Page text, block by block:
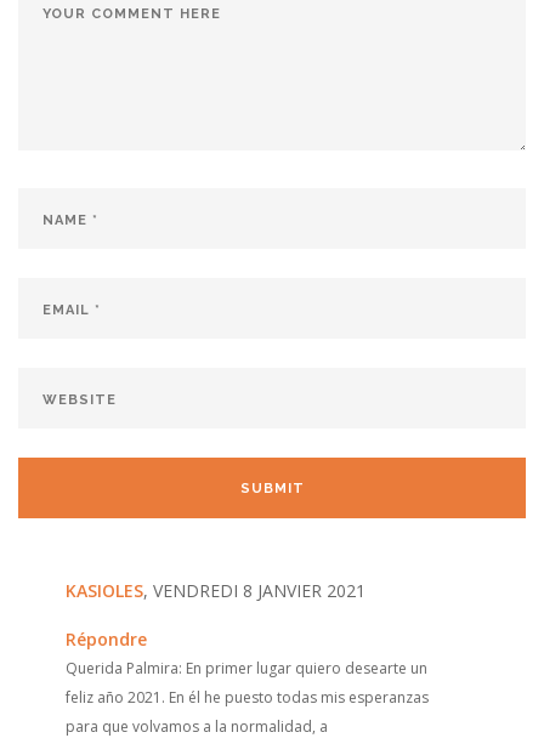
KASIOLES, VENDREDI 8 JANVIER 2021
Répondre
Querida Palmira: En primer lugar quiero desearte un
feliz año 2021. En él he puesto todas mis esperanzas
para que volvamos a la normalidad, a